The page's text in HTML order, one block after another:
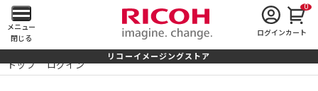
メ
イ
ン
メニュー
閉じる
ログイン
0
カート
リコーイメージングストア
トップ ログイン